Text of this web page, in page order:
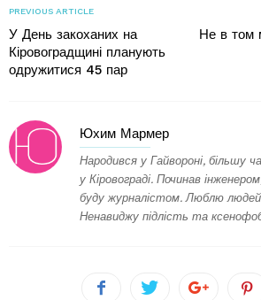
PREVIOUS ARTICLE
У День закоханих на
Кіровоградщині планують
одружитися 45 пар
Не в том
Юхим Мармер
Народився у Гайвороні, більшу
у Кіровограді. Починав
буду журналістом. Люблю
Ненавиджу підлість та